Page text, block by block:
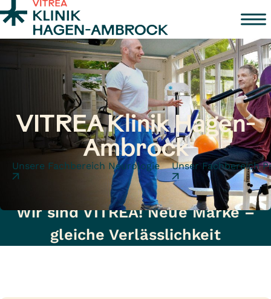
Zum Inhalt springen
VITREA Klinik Hagen-
Ambrock
Unsere Fachbereich Neurologie Unser Fachbereich
Wir sind VITREA! Neue Marke –
gleiche Verlässlichkeit